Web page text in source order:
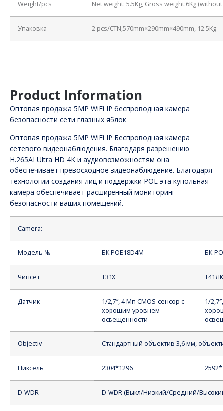
Weight/pcs Net weight: 5.5Kg, Gross weight:6Kg (without
Упаковка 2 pcs/CTN,570mm×290mm×490mm, 12.5Kg
Product Information
Оптовая продажа 5MP WiFi IP беспроводная камера
безопасности сети глазных яблок
Оптовая продажа 5MP WiFi IP Беспроводная камера
сетевого видеонаблюдения. Благодаря разрешению
H.265AI Ultra HD 4K и аудиовозможностям она
обеспечивает превосходное видеонаблюдение. Благодаря
технологии создания лиц и поддержки POE эта купольная
камера обеспечивает расширенный мониторинг
безопасности ваших помещений.
Camera:
Модель № БК-POE18D4M БК-
Чипсет Т31Х Т41ЛК
Датчик
1/2,7″, 4 Мп CMOS-сенсор с
хорошим уровнем
освещенности
1/
Objectiv Стандартный объектив 3,6 мм,
Пиксель 2304*1296
D-WDR D-WDR (Выкл/Низкий/Средний/